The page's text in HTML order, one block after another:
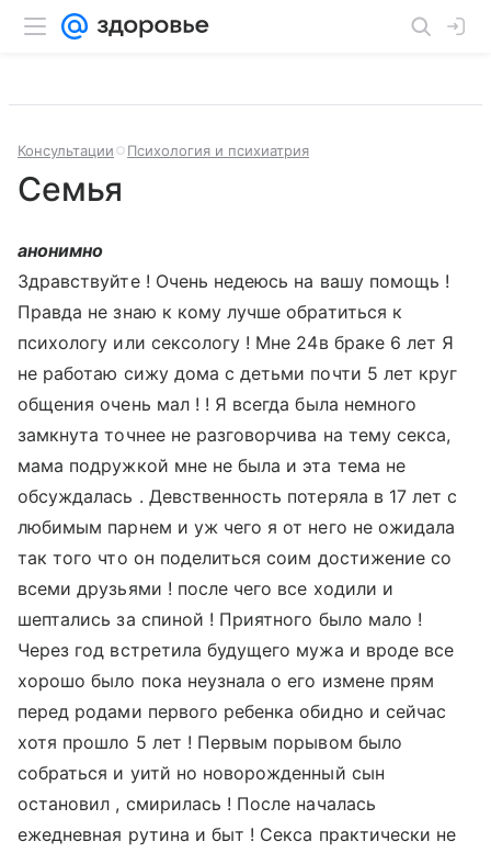
Консультации Психология и психиатрия
Семья
анонимно
Здравствуйте ! Очень недеюсь на вашу помощь !
Правда не знаю к кому лучше обратиться к
психологу или сексологу ! Мне 24в браке 6 лет Я
не работаю сижу дома с детьми почти 5 лет круг
общения очень мал ! ! Я всегда была немного
замкнута точнее не разговорчива на тему секса,
мама подружкой мне не была и эта тема не
обсуждалась . Девственность потеряла в 17 лет с
любимым парнем и уж чего я от него не ожидала
так того что он поделиться соим достижение со
всеми друзьями ! после чего все ходили и
шептались за спиной ! Приятного было мало !
Через год встретила будущего мужа и вроде все
хорошо было пока неузнала о его измене прям
перед родами первого ребенка обидно и сейчас
хотя прошло 5 лет ! Первым порывом было
собраться и уитй но новорожденный сын
остановил , смирилась ! После началась
ежедневная рутина и быт ! Секса практически не